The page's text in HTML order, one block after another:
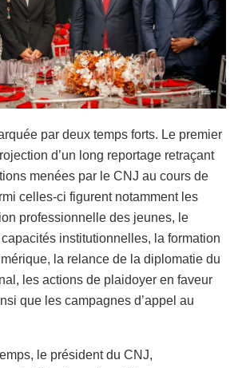
par deux temps forts. Le premier
d’un long reportage retraçant
menées par le CNJ au cours de
celles-ci figurent notamment les
professionnelle des jeunes, le
institutionnelles, la formation
la relance de la diplomatie du
les actions de plaidoyer en faveur
que les campagnes d’appel au
le président du CNJ,